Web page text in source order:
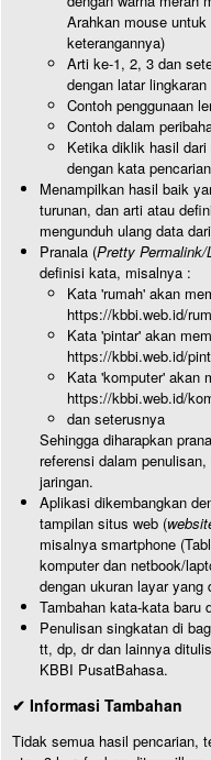
Arahkan mouse
keterangannya)
Arti ke-1, 2, 3 dan
dengan latar lingkaran
Contoh penggunaan
Contoh dalam
Ketika diklik hasil
dengan kata
Menampilkan hasil baik
turunan, dan arti atau
mengunduh ulang data
Pranala (Pretty Permalink/
definisi kata, misalnya :
Kata 'rumah' akan
https://kbbi.web.id/
Kata 'pintar' akan
https://kbbi.web.id/
Kata 'komputer' akan
https://kbbi.web.id/
dan seterusnya
Sehingga diharapkan
referensi dalam
jaringan.
Aplikasi dikembangkan
tampilan situs web (
misalnya smartphone
komputer dan netbook/
dengan ukuran layar yang
Tambahan kata-kata baru
Penulisan singkatan di
tt, dp, dr dan lainnya
KBBI PusatBahasa.
✔ Informasi Tambahan
Tidak semua hasil pencarian,